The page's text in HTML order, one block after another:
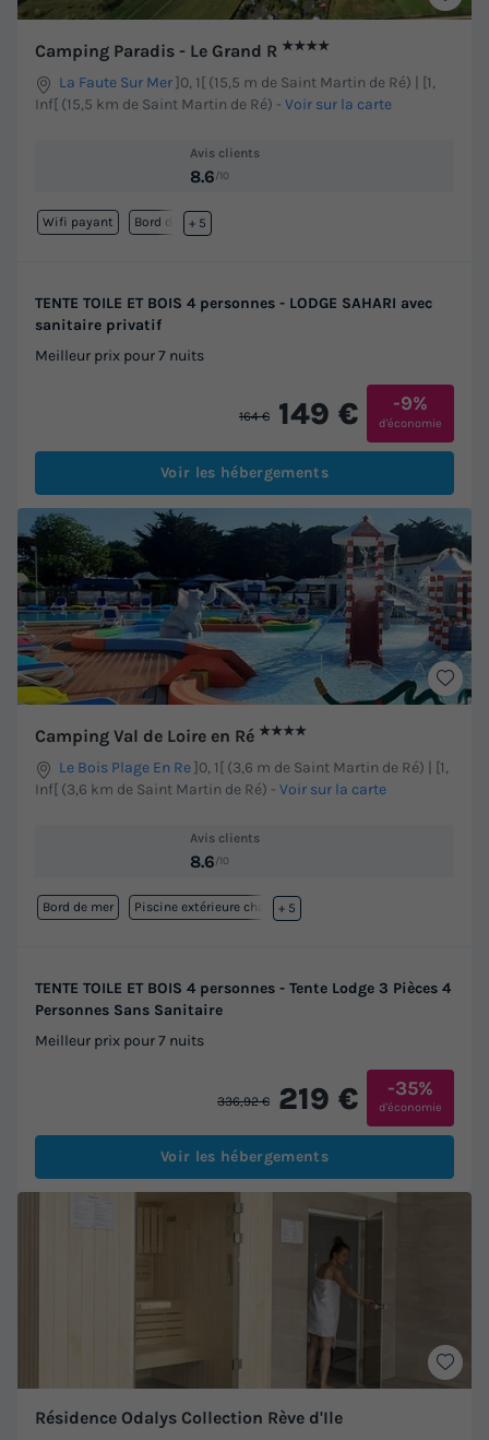
Camping Paradis - Le Grand R ★★★★
La Faute Sur Mer]0, 1[ (15,5 m de Saint Martin de Ré) | [1,
Inf[ (15,5 km de Saint Martin de Ré) - Voir sur la carte
Avis clients
8.6/10
Wifi payant Bord de mer
+ 5
TENTE TOILE ET BOIS 4 personnes - LODGE SAHARI avec
sanitaire privatif
Meilleur prix pour 7 nuits
164 € 149 € -9%
d'économie
Voir les hébergements
Camping Val de Loire en Ré ★★★★
Le Bois Plage En Re]0, 1[ (3,6 m de Saint Martin de Ré) | [1,
Inf[ (3,6 km de Saint Martin de Ré) - Voir sur la carte
Avis clients
8.6/10
Bord de mer Piscine extérieure chauffée
+ 5
TENTE TOILE ET BOIS 4 personnes - Tente Lodge 3 Pièces 4
Personnes Sans Sanitaire
Meilleur prix pour 7 nuits
336,92 € 219 € -35%
d'économie
Voir les hébergements
Résidence Odalys Collection Rève d'Ile